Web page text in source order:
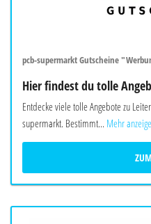
pcb-supermarkt Gutscheine
Hier findest du tolle
Entdecke viele tolle Angebote zu
supermarkt. Bestimmt... Mehr